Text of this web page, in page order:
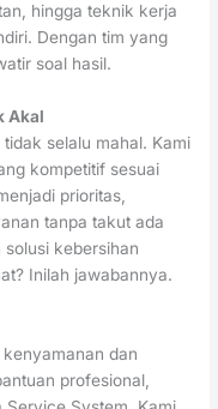
hingga teknik kerja
Dengan tim yang
soal hasil.
Akal
selalu mahal. Kami
kompetitif sesuai
prioritas,
tanpa takut ada
kebersihan
Inilah jawabannya.
dan
profesional,